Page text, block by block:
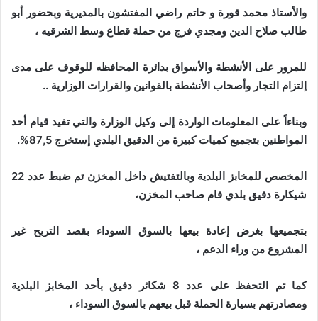
والأستاذ محمد قورة و حاتم راضي المفتشون بالمديرية وبحضور أبو
طالب صلاح الدين ومجدي فرج من حملة قطاع وسط الشرقيه ،
للمرور على الأنشطة والأسواق بدائرة المحافظه للوقوف على مدى
إلتزام التجار وأصحاب الأنشطة بالقوانين والقرارات الوزارية ..
وبناءاً على المعلومات الواردة إلى وكيل الوزارة والتي تفيد قيام أحد
المواطنين بتجميع كميات كبيرة من الدقيق البلدي إستخرج 87,5%.
المخصص للمخابز البلدية وبالتفتيش داخل المخزن تم ضبط عدد 22
شيكارة دقيق بلدي قام صاحب المخزن،
بتجميعها بغرض إعادة بيعها بالسوق السوداء بقصد التربح غير
المشروع من وراء الدعم ،
كما تم التحفظ على عدد 8 شكائر دقيق بأحد المخابز البلدية
ومصادرتهم بسيارة الحملة قبل بيعهم بالسوق السوداء ،